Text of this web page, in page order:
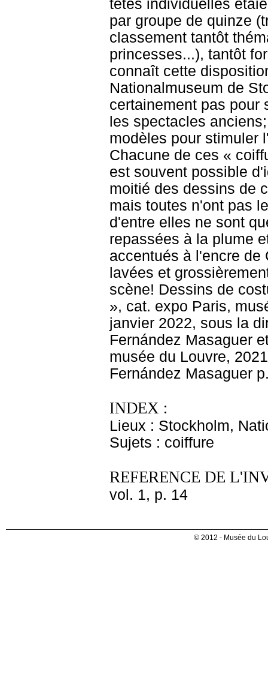
têtes individuelles
par groupe de quinze
classement tantôt
princesses...), tantôt
connaît cette
Nationalmuseum de
certainement pas pour
les spectacles
modèles pour stimuler
Chacune de ces «
est souvent possible
moitié des dessins de
mais toutes n'ont pas
d'entre elles ne sont
repassées à la plume
accentués à l'encre de
lavées et
scène! Dessins de
», cat. expo Paris,
janvier 2022, sous la
Fernández Masaguer
musée du Louvre,
Fernández Masaguer
INDEX :
Lieux : Stockholm,
Sujets : coiffure
REFERENCE DE
vol. 1, p. 14
© 2012 - Musée du